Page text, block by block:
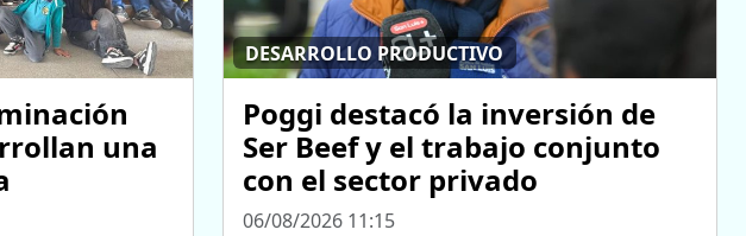
una
DESARROLLO PRODUCTIVO
Poggi destacó la inversión de
Ser Beef y el trabajo conjunto
con el sector privado
06/08/2026 11:15